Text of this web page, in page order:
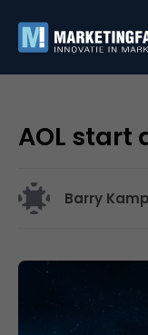
AOL start
Barry